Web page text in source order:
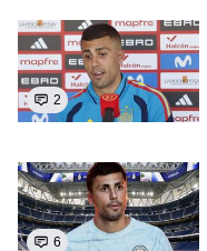
2
6